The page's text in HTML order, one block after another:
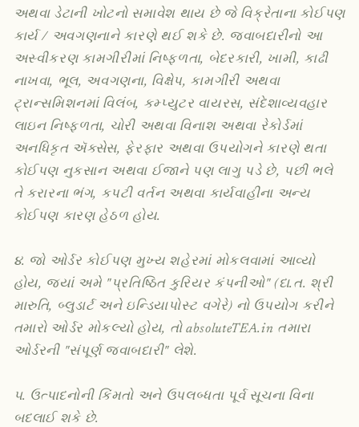
અથવા ડેટાની ખોટનો સમાવેશ થાય છે જે વિક્રેતાના કોઈપણ
કાર્ય / અવગણનાને કારણે થઈ શકે છે. જવાબદારીનો આ
અસ્વીકરણ કામગીરીમાં નિષ્ફળતા, બેદરકારી, ખામી, કાઢી
નાખવા, ભૂલ, અવગણના, વિક્ષેપ, કામગીરી અથવા
ટ્રાન્સમિશનમાં વિલંબ, કમ્પ્યુટર વાયરસ, સંદેશાવ્યવહાર
લાઇન નિષ્ફળતા, ચોરી અથવા વિનાશ અથવા રેકોર્ડમાં
અનધિકૃત ઍક્સેસ, ફેરફાર અથવા ઉપયોગને કારણે થતા
કોઈપણ નુકસાન અથવા ઈજાને પણ લાગુ પડે છે, પછી ભલે
તે કરારના ભંગ, કપટી વર્તન અથવા કાર્યવાહીના અન્ય
કોઈપણ કારણ હેઠળ હોય.
૪. જો ઓર્ડર કોઈપણ મુખ્ય શહેરમાં મોકલવામાં આવ્યો
હોય, જ્યાં અમે "પ્રતિષ્ઠિત કુરિયર કંપનીઓ" (દા.ત. શ્રી
મારુતિ, બ્લુડાર્ટ અને ઇન્ડિયાપોસ્ટ વગેરે) નો ઉપયોગ કરીને
તમારો ઓર્ડર મોકલ્યો હોય, તો absoluteTEA.in તમારા
ઓર્ડરની "સંપૂર્ણ જવાબદારી" લેશે.
૫. ઉત્પાદનોની કિંમતો અને ઉપલબ્ધતા પૂર્વ સૂચના વિના
બદલાઈ શકે છે.